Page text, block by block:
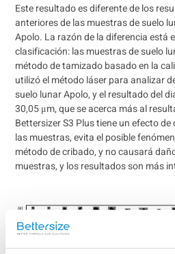
Este resultado es diferente de los
anteriores de las muestras de suelo
Apolo. La razón de la diferencia está
clasificación: las muestras de suelo
método de tamizado basado en la
utilizó el método láser para analizar
suelo lunar Apolo, y el resultado del
30,05 μm, que se acerca más al
Bettersizer S3 Plus tiene un efecto
las muestras, evita el posible
método de cribado, y no causará
muestras, y los resultados son más